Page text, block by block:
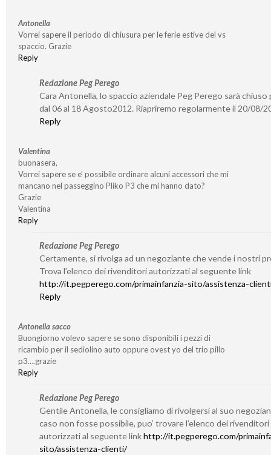
Antonella
Vorrei sapere il periodo di chiusura per le ferie estive del vs
spaccio. Grazie
Reply
Redazione Peg Perego
Cara Antonella, lo spaccio aziendale Peg Perego sarà chiuso
dal 06 al 18 Agosto2012. Riapriremo regolarmente il 20/08/
Reply
Valentina
buonasera,
Vorrei sapere se e’ possibile ordinare alcuni accessori che mi
mancano nel passeggino Pliko P3 che mi hanno dato?
Grazie
Valentina
Reply
Redazione Peg Perego
Certamente, si rivolga ad un negoziante che vende i nostri
Trova l’elenco dei rivenditori autorizzati al seguente link
http://it.pegperego.com/primainfanzia-sito/assistenza-
Reply
Antonella sacco
Buongiorno volevo sapere se sono disponibili i pezzi di
ricambio per il sediolino auto oppure ovest yo del trio pillo
p3….grazie
Reply
Redazione Peg Perego
Gentile Antonella, le consigliamo di rivolgersi al suo
caso non fosse possibile, puo’ trovare l’elenco dei rivenditori
autorizzati al seguente linkhttp://it.pegperego.com/
sito/assistenza-clienti/